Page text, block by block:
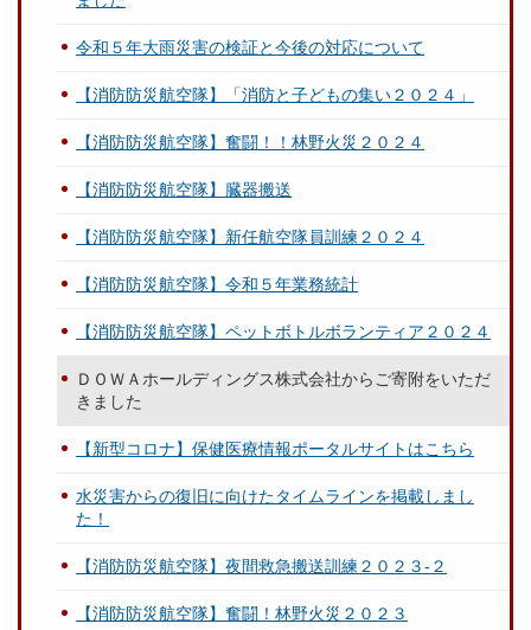
令和５年大雨災害の検証と今後の対応について
【消防防災航空隊】「消防と子どもの集い２０２４」
【消防防災航空隊】奮闘！！林野火災２０２４
【消防防災航空隊】臓器搬送
【消防防災航空隊】新任航空隊員訓練２０２４
【消防防災航空隊】令和５年業務統計
【消防防災航空隊】ペットボトルボランティア２０２４
ＤＯＷＡホールディングス株式会社からご寄附をいただ
きました
【新型コロナ】保健医療情報ポータルサイトはこちら
水災害からの復旧に向けたタイムラインを掲載しまし
た！
【消防防災航空隊】夜間救急搬送訓練２０２３‐２
【消防防災航空隊】奮闘！林野火災２０２３